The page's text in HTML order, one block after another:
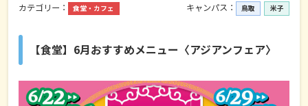
カテゴリー： 食堂・カフェ キャンパス： 鳥取 米子
【食堂】6月おすすめメニュー〈アジアンフェア〉